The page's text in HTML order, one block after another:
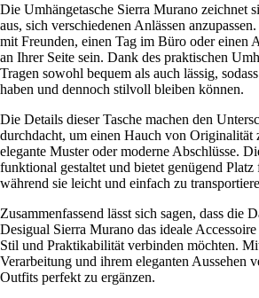
Die Umhängetasche Sierra Murano zeichnet
aus, sich verschiedenen Anlässen
mit Freunden, einen Tag im Büro oder einen
an Ihrer Seite sein. Dank des praktischen
Tragen sowohl bequem als auch lässig,
haben und dennoch stilvoll bleiben können.
Die Details dieser Tasche machen den
durchdacht, um einen Hauch von Originalität
elegante Muster oder moderne Abschlüsse.
funktional gestaltet und bietet genügend
während sie leicht und einfach zu
Zusammenfassend lässt sich sagen, dass die
Desigual Sierra Murano das ideale
Stil und Praktikabilität verbinden möchten.
Verarbeitung und ihrem eleganten Aussehen
Outfits perfekt zu ergänzen.